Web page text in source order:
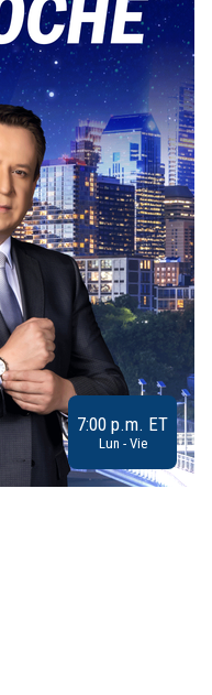
7:00 p.m. ET
Lun - Vie